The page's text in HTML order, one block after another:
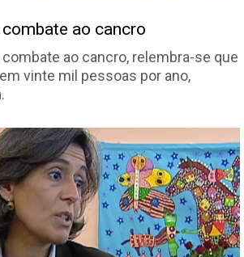
ao cancro
ao cancro, relembra-se que
vinte mil pessoas por ano,